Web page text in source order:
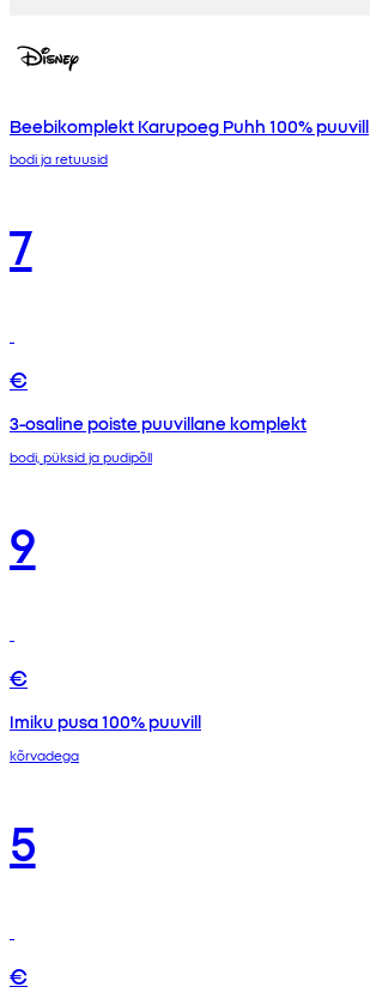
Beebikomplekt Karupoeg Puhh 100% puuvill
bodi ja retuusid
7
€
3-osaline poiste puuvillane komplekt
bodi, püksid ja pudipõll
9
€
Imiku pusa 100% puuvill
kõrvadega
5
€